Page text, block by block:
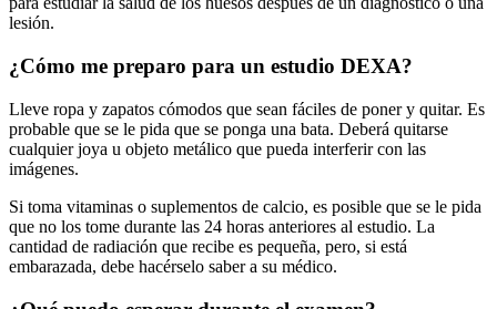
lesión.
¿Cómo me preparo para un estudio DEXA?
Lleve ropa y zapatos cómodos que sean fáciles de poner y quitar. Es
probable que se le pida que se ponga una bata. Deberá quitarse
cualquier joya u objeto metálico que pueda interferir con las
imágenes.
Si toma vitaminas o suplementos de calcio, es posible que se le pida
que no los tome durante las 24 horas anteriores al estudio. La
cantidad de radiación que recibe es pequeña, pero, si está
embarazada, debe hacérselo saber a su médico.